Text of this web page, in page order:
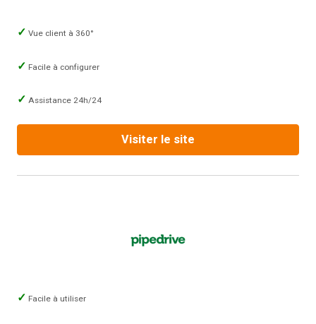
Vue client à 360°
Facile à configurer
Assistance 24h/24
Visiter le site
Facile à utiliser